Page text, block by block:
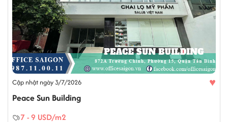
Cập nhật ngày 3/7/2026 ♥
Peace Sun Building
7 - 9 USD/m2